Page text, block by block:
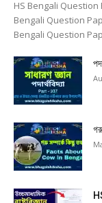
HS Bengali Question
Bengali Question Paper
Bengali Question